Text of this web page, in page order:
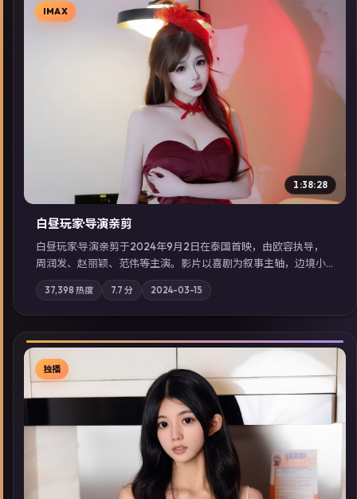
▶
IMAX
1:38:28
白昼玩家·导演亲剪
白昼玩家·导演亲剪于2024年9月2日在泰国首映，由欧容执导，
周润发、赵丽颖、范伟等主演。影片以喜剧为叙事主轴，边境小
镇的平静被一封匿名信彻底打破；摄影与配乐强化地域气质；站
内亦可通过「国产免费观看高清电视剧在线看」延展检索同类型
高分佳作，畅享高清在线追剧体验。
37,398 热度 7.7 分 2024-03-15
▶
独播